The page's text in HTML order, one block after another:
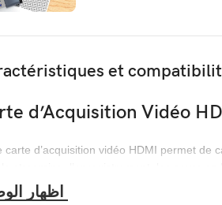
et
d’Acquisition Vidéo
carte d’acquisition vidéo HDMI permet